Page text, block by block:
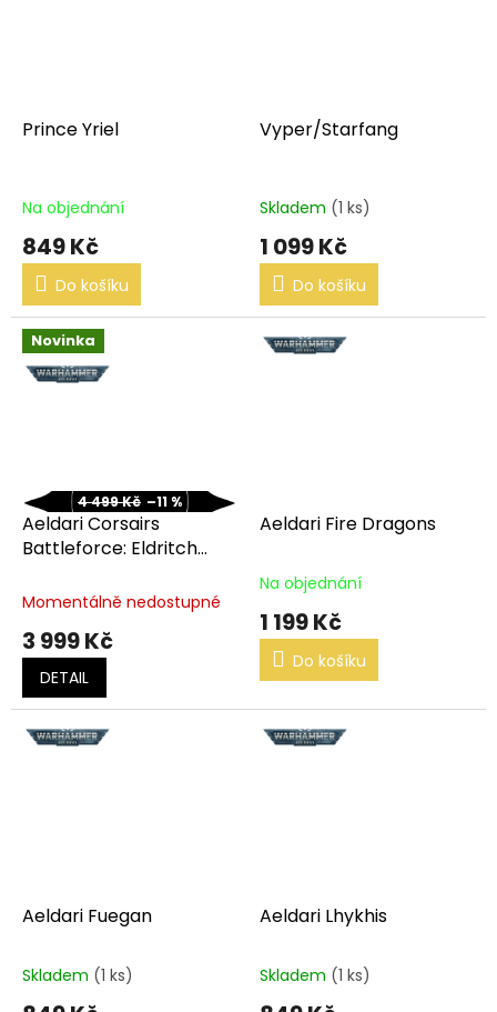
Prince Yriel
Na objednání
849 Kč
Do košíku
Vyper/Starfang
Skladem (1 ks)
1 099 Kč
Do košíku
Novinka
4 499 Kč –11 %
Aeldari Corsairs
Battleforce: Eldritch
Momentálně nedostupné
3 999 Kč
DETAIL
Aeldari Fire Dragons
Průměrné
hodnocení
produktu
5,0
5
hvězdiček.
Na objednání
1 199 Kč
Do košíku
Aeldari Fuegan
Průměrné
hodnocení
Skladem (1 ks)
Aeldari Lhykhis
Průměrné
hodnocení
Skladem (1 ks)